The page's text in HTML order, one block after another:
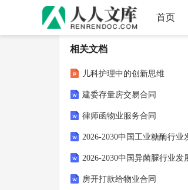
首页
相关文档
儿科护理中的创新思维
建委存量房交易合同
律师函物业服务合同
房开打款给物业合同